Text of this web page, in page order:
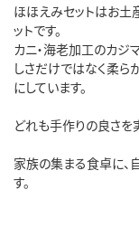
ほほえみセットはお土
ットです。
カニ・海老加工のカジ
しさだけではなく柔ら
にしています。
どれも手作りの良さを
家族の集まる食卓に、
す。